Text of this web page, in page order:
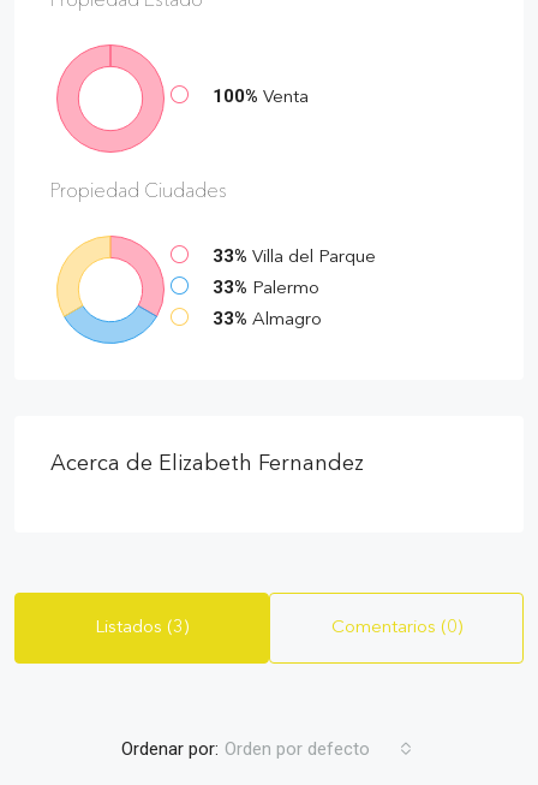
100% Venta
Propiedad Ciudades
33% Villa del Parque
33% Palermo
33% Almagro
Acerca de Elizabeth Fernandez
Listados (3) Comentarios (0)
Ordenar por: Orden por defecto